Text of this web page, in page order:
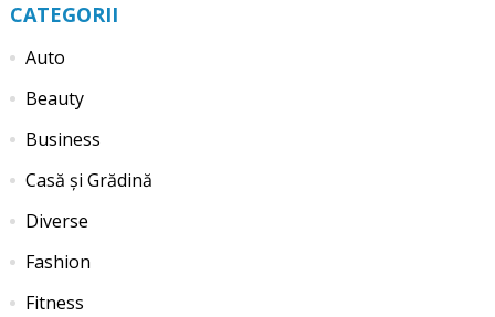
CATEGORII
Auto
Beauty
Business
Casă și Grădină
Diverse
Fashion
Fitness